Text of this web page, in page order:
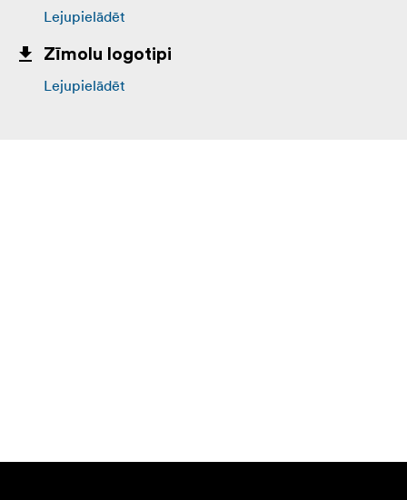
Lejupielādēt
Zīmolu logotipi
Lejupielādēt